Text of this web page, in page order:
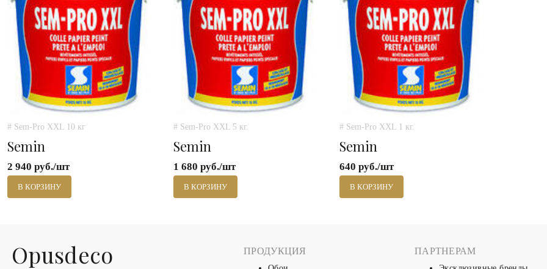
# Sem-Pro XXL 10 кг
Semin
2 940 руб./шт
В КОРЗИНУ
# Sem-Pro XXL 5 кг.
Semin
1 680 руб./шт
В КОРЗИНУ
# Sem-Pro XXL 1 кг.
Semin
640 руб./шт
В КОРЗИНУ
Оpusdeco ПРОДУКЦИЯ ПАРТНЕРАМ